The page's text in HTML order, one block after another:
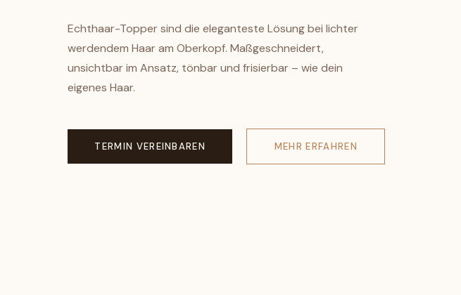
Echthaar-Topper sind die eleganteste Lösung bei lichter
werdendem Haar am Oberkopf. Maßgeschneidert,
unsichtbar im Ansatz, tönbar und frisierbar – wie dein
eigenes Haar.
TERMIN VEREINBAREN MEHR ERFAHREN